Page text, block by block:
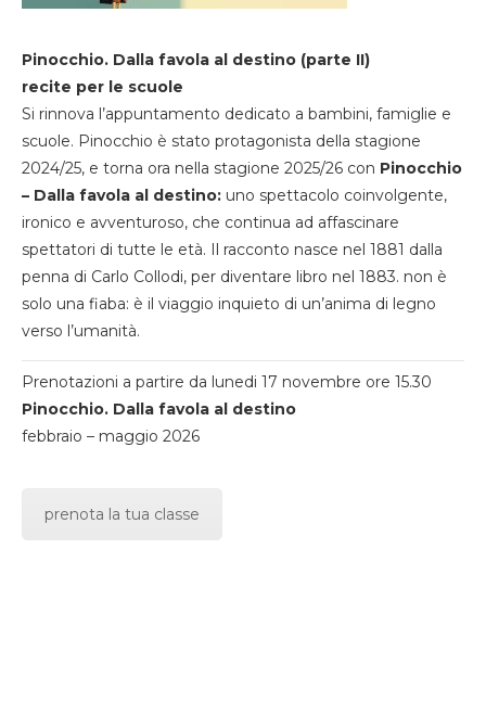
Pinocchio. Dalla favola al destino (parte II)
recite per le scuole
Si rinnova l’appuntamento dedicato a bambini, famiglie e
scuole. Pinocchio è stato protagonista della stagione
2024/25, e torna ora nella stagione 2025/26 con Pinocchio
– Dalla favola al destino: uno spettacolo coinvolgente,
ironico e avventuroso, che continua ad affascinare
spettatori di tutte le età. Il racconto nasce nel 1881 dalla
penna di Carlo Collodi, per diventare libro nel 1883. non è
solo una fiaba: è il viaggio inquieto di un’anima di legno
verso l’umanità.
Prenotazioni a partire da lunedi 17 novembre ore 15.30
Pinocchio. Dalla favola al destino
febbraio – maggio 2026
prenota la tua classe